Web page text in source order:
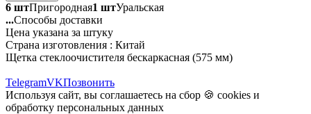
6 штПригородная1 штУральская
...Способы доставки
Цена указана за штуку
Страна изготовления : Китай
Щетка стеклоочистителя бескаркасная (575 мм)
TelegramVKПозвонить
Используя сайт, вы соглашаетесь на сбор 🍪 cookies и
обработку персональных данных